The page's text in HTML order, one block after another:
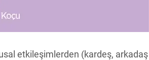
etkileşimlerden (kardeş, arkadaş